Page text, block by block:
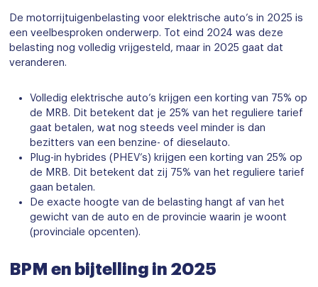
De motorrijtuigenbelasting voor elektrische auto’s in 2025 is
een veelbesproken onderwerp. Tot eind 2024 was deze
belasting nog volledig vrijgesteld, maar in 2025 gaat dat
veranderen.
Volledig elektrische auto’s krijgen een korting van 75% op
de MRB. Dit betekent dat je 25% van het reguliere tarief
gaat betalen, wat nog steeds veel minder is dan
bezitters van een benzine- of dieselauto.
Plug-in hybrides (PHEV’s) krijgen een korting van 25% op
de MRB. Dit betekent dat zij 75% van het reguliere tarief
gaan betalen.
De exacte hoogte van de belasting hangt af van het
gewicht van de auto en de provincie waarin je woont
(provinciale opcenten).
BPM en bijtelling in 2025